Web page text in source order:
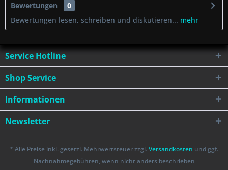
Bewertungen
0
Bewertungen lesen, schreiben und diskutieren... mehr
Service Hotline
Shop Service
Informationen
Newsletter
* Alle Preise inkl. gesetzl. Mehrwertsteuer zzgl. Versandkosten und ggf.
Nachnahmegebühren, wenn nicht anders beschrieben